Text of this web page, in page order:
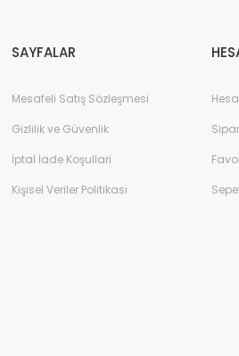
SAYFALAR
Mesafeli Satış Sözleşmesi
Gizlilik ve Güvenlik
İptal İade Koşullari
Kişisel Veriler Politikası